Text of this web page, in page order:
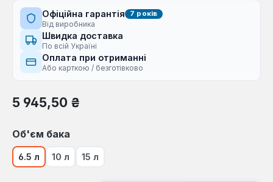
Офіційна гарантія 7 років
Від виробника
Швидка доставка
По всій Україні
Оплата при отриманні
Або карткою / безготівково
Звичайна ціна:
5 945,50 ₴
Виберіть
Об'єм бака
6.5 л 10 л 15 л